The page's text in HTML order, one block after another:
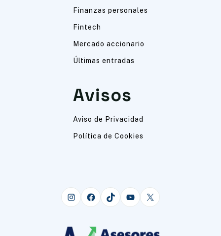
Finanzas personales
Fintech
Mercado accionario
Últimas entradas
Avisos
Aviso de Privacidad
Política de Cookies
Instagram
FacebookTikTokYouTube
X